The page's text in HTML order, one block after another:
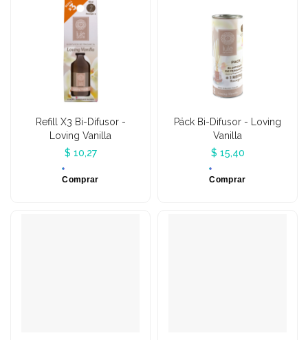
Refill X3 Bi-Difusor -
Loving Vanilla
$ 10,27
Comprar
Päck Bi-Difusor - Loving
Vanilla
$ 15,40
Comprar